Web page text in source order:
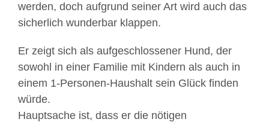
werden, doch aufgrund seiner Art wird auch das
sicherlich wunderbar klappen.
Er zeigt sich als aufgeschlossener Hund, der
sowohl in einer Familie mit Kindern als auch in
einem 1-Personen-Haushalt sein Glück finden
würde.
Hauptsache ist, dass er die nötigen